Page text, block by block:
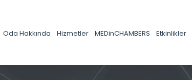
Oda Hakkında Hizmetler MEDinCHAMBERS Etkinlikler